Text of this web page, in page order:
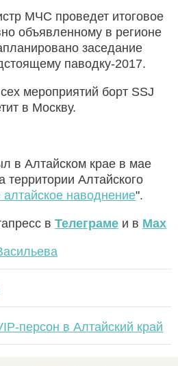
МЧС проведет итоговое
объявленному в регионе
заседание
паводку-2017.
мероприятий борт SSJ
в Москву.
в Алтайском крае в мае
территории Алтайского
наводнение".
в Телеграме и в Max
персон в Алтайский край